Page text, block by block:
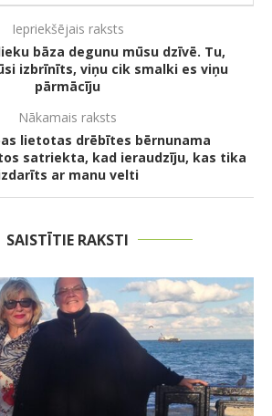
Iepriekšējais raksts
bāza degunu mūsu dzīvē. Tu,
izbrīnīts, viņu cik smalki es viņu
pārmācīju
Nākamais raksts
lietotas drēbītes bērnunama
satriekta, kad ieraudzīju, kas tika
ar manu velti
SAISTĪTIE RAKSTI